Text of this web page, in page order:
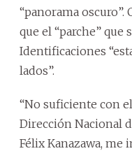
“panorama
que el “parche” que
Identificaciones
lados”.
“No suficiente con
Dirección Nacional
Félix Kanazawa, me